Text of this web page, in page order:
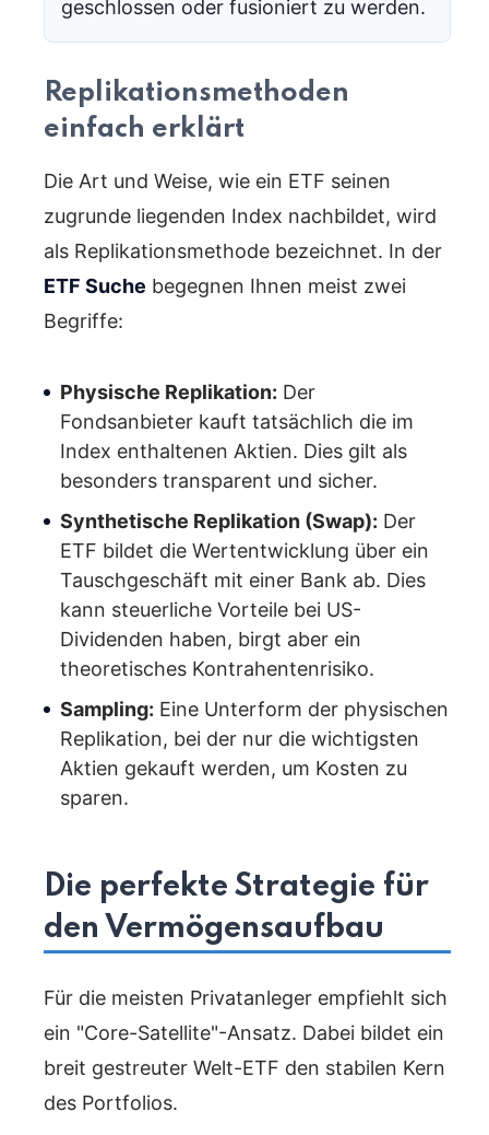
geschlossen oder fusioniert zu werden.
Replikationsmethoden
einfach erklärt
Die Art und Weise, wie ein ETF seinen
zugrunde liegenden Index nachbildet, wird
als Replikationsmethode bezeichnet. In der
ETF Suche begegnen Ihnen meist zwei
Begriffe:
Physische Replikation: Der
Fondsanbieter kauft tatsächlich die im
Index enthaltenen Aktien. Dies gilt als
besonders transparent und sicher.
Synthetische Replikation (Swap): Der
ETF bildet die Wertentwicklung über ein
Tauschgeschäft mit einer Bank ab. Dies
kann steuerliche Vorteile bei US-
Dividenden haben, birgt aber ein
theoretisches Kontrahentenrisiko.
Sampling: Eine Unterform der physischen
Replikation, bei der nur die wichtigsten
Aktien gekauft werden, um Kosten zu
sparen.
Die perfekte Strategie für
den Vermögensaufbau
Für die meisten Privatanleger empfiehlt sich
ein "Core-Satellite"-Ansatz. Dabei bildet ein
breit gestreuter Welt-ETF den stabilen Kern
des Portfolios.